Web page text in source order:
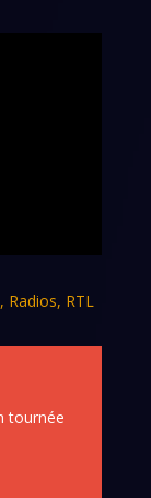
, Radios, RTL
tournée